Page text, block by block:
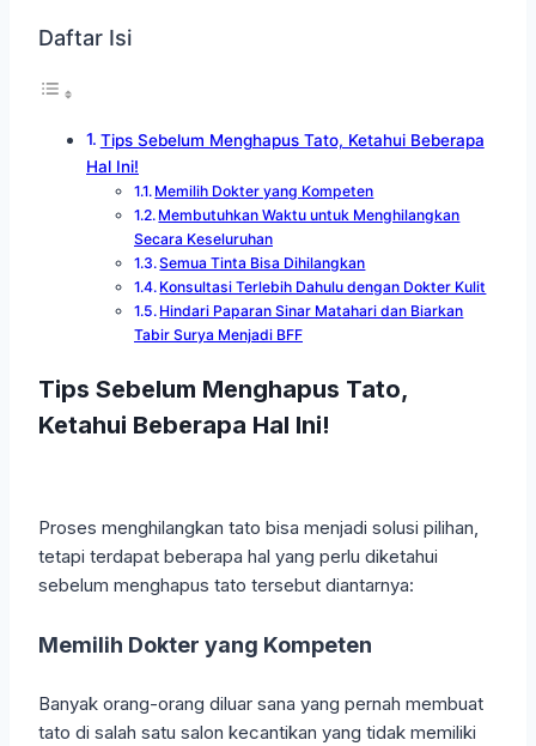
Daftar Isi
Tips Sebelum Menghapus Tato, Ketahui Beberapa
Hal Ini!
Memilih Dokter yang Kompeten
Membutuhkan Waktu untuk Menghilangkan
Secara Keseluruhan
Semua Tinta Bisa Dihilangkan
Konsultasi Terlebih Dahulu dengan Dokter Kulit
Hindari Paparan Sinar Matahari dan Biarkan
Tabir Surya Menjadi BFF
Tips Sebelum Menghapus Tato,
Ketahui Beberapa Hal Ini!
Proses menghilangkan tato bisa menjadi solusi pilihan,
tetapi terdapat beberapa hal yang perlu diketahui
sebelum menghapus tato tersebut diantarnya:
Memilih Dokter yang Kompeten
Banyak orang-orang diluar sana yang pernah membuat
tato di salah satu salon kecantikan yang tidak memiliki